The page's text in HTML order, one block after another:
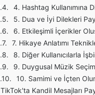
4. Hashtag Kullanımına
5. Dua ve İyi Dilekleri
6. Etkileşimli İçerikler
7. Hikaye Anlatımı
8. Diğer Kullanıcılarla
9. Duygusal Müzik
10. Samimi ve İçten
TikTok'ta Kandil Mesajları